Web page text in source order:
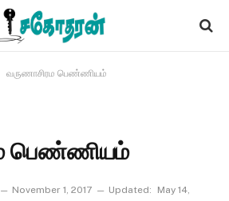
வருணாசிரம பெண்ணியம்
பெண்ணியம்
November 1, 2017 Updated:
May 14,